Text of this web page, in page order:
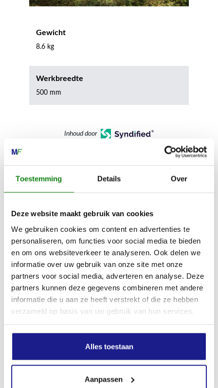
Toestemming Details Over
Deze website maakt gebruik van cookies
We gebruiken cookies om content en advertenties te
personaliseren, om functies voor social media te bieden
en om ons websiteverkeer te analyseren. Ook delen we
informatie over uw gebruik van onze site met onze
partners voor social media, adverteren en analyse. Deze
partners kunnen deze gegevens combineren met andere
informatie die u aan ze heeft verstrekt of die ze hebben
verzameld op basis van uw gebruik van hun services.
Alles toestaan
Aanpassen
Gewicht
8.6 kg
Werkbreedte
500 mm
Inhoud door
Kiehoek 26
8801 RD Franeker
0517-396800
info@mechanisatiefraneker.nl
Bij storing:06-83139573
OPENINGSTIJDEN